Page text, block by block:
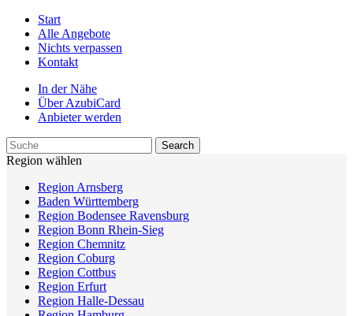
Start
Alle Angebote
Nichts verpassen
Kontakt
In der Nähe
Über AzubiCard
Anbieter werden
Region wählen
Region Arnsberg
Baden Württemberg
Region Bodensee Ravensburg
Region Bonn Rhein-Sieg
Region Chemnitz
Region Coburg
Region Cottbus
Region Erfurt
Region Halle-Dessau